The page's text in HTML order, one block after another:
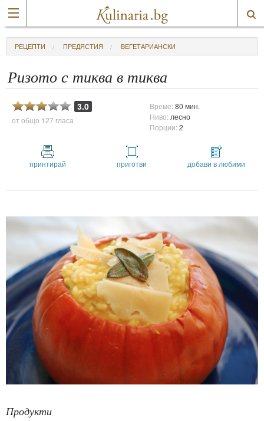
РЕЦЕПТИ ПРЕДЯСТИЯ ВЕГЕТАРИАНСКИ
Ризото с тиква в тиква
3.0
от общо 127 гласа
Време:80 мин.
Ниво: лесно
Порции:2
принтирай приготви добави в любими
Продукти